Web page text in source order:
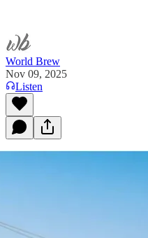
World Brew
Nov 09, 2025
Listen